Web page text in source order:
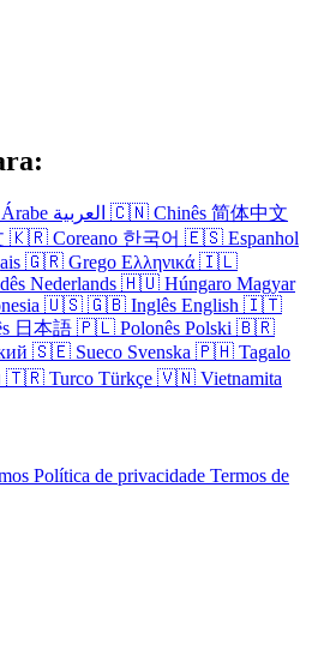
Árabe العربية 🇨🇳 Chinês 简体中文
🇰🇷 Coreano 한국어 🇪🇸 Espanhol
🇬🇷 Grego Ελληνικά 🇮🇱
Nederlands 🇭🇺 Húngaro Magyar
🇺🇸 🇬🇧 Inglês English 🇮🇹
日本語 🇵🇱 Polonês Polski 🇧🇷
🇸🇪 Sueco Svenska 🇵🇭 Tagalo
🇹🇷 Turco Türkçe 🇻🇳 Vietnamita
Política de privacidade Termos de